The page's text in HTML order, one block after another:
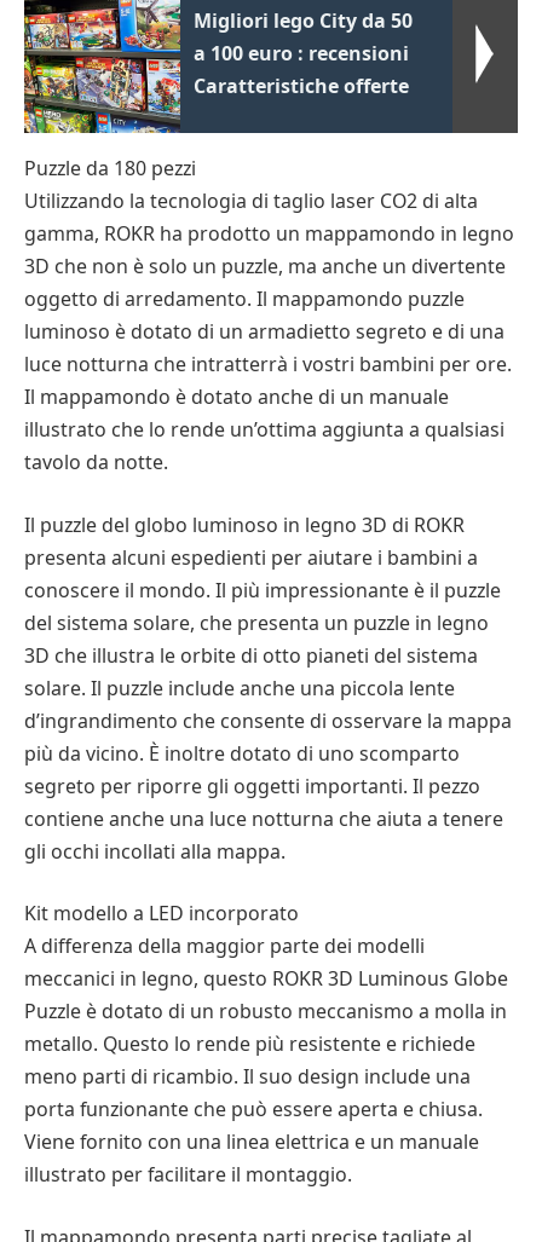
Migliori lego City da 50
a 100 euro : recensioni
Caratteristiche offerte
Puzzle da 180 pezzi
Utilizzando la tecnologia di taglio laser CO2 di alta
gamma, ROKR ha prodotto un mappamondo in legno
3D che non è solo un puzzle, ma anche un divertente
oggetto di arredamento. Il mappamondo puzzle
luminoso è dotato di un armadietto segreto e di una
luce notturna che intratterrà i vostri bambini per ore.
Il mappamondo è dotato anche di un manuale
illustrato che lo rende un’ottima aggiunta a qualsiasi
tavolo da notte.
Il puzzle del globo luminoso in legno 3D di ROKR
presenta alcuni espedienti per aiutare i bambini a
conoscere il mondo. Il più impressionante è il puzzle
del sistema solare, che presenta un puzzle in legno
3D che illustra le orbite di otto pianeti del sistema
solare. Il puzzle include anche una piccola lente
d’ingrandimento che consente di osservare la mappa
più da vicino. È inoltre dotato di uno scomparto
segreto per riporre gli oggetti importanti. Il pezzo
contiene anche una luce notturna che aiuta a tenere
gli occhi incollati alla mappa.
Kit modello a LED incorporato
A differenza della maggior parte dei modelli
meccanici in legno, questo ROKR 3D Luminous Globe
Puzzle è dotato di un robusto meccanismo a molla in
metallo. Questo lo rende più resistente e richiede
meno parti di ricambio. Il suo design include una
porta funzionante che può essere aperta e chiusa.
Viene fornito con una linea elettrica e un manuale
illustrato per facilitare il montaggio.